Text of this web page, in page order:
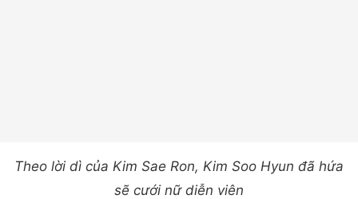
Theo lời dì của Kim Sae Ron, Kim Soo Hyun đã hứa
sẽ cưới nữ diễn viên